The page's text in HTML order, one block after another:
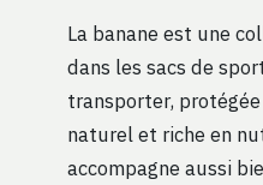
La banane est une
dans les sacs de
transporter,
naturel et riche en
accompagne aussi